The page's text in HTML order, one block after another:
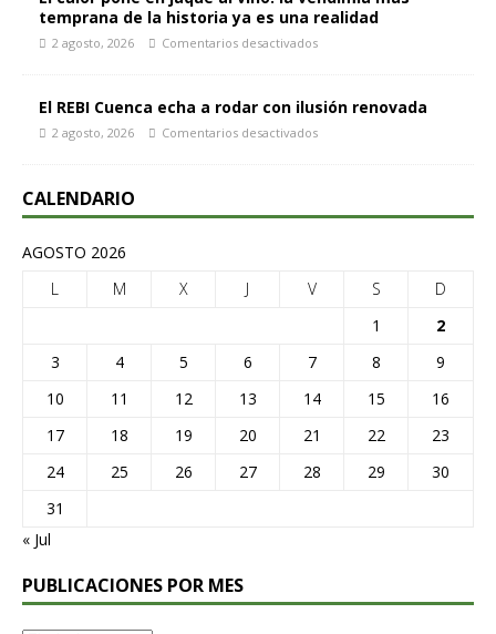
temprana de la historia ya es una realidad
2 agosto, 2026 Comentarios desactivados
El REBI Cuenca echa a rodar con ilusión renovada
2 agosto, 2026 Comentarios desactivados
CALENDARIO
AGOSTO 2026
L
M X J V S
D
1
2
3
4 5 6 7 8
9
10
11 12 13 14 15
16
17
18 19 20 21 22
23
24
25 26 27 28 29
30
31
« Jul
PUBLICACIONES POR MES